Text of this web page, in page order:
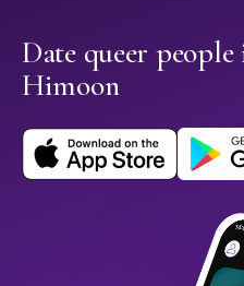
Date queer
Himoon